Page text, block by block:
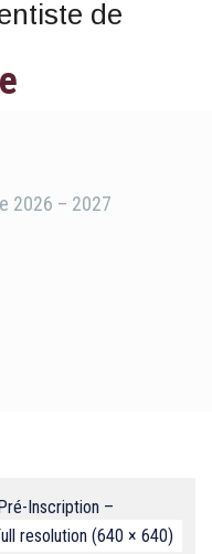
2026 – 2027
Inscription –
resolution (640 × 640)